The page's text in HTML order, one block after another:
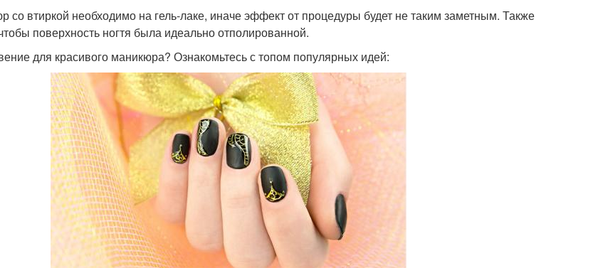
со втиркой необходимо на гель-лаке, иначе эффект от процедуры будет не таким заметным. Также
поверхность ногтя была идеально отполированной.
для красивого маникюра? Ознакомьтесь с топом популярных идей: